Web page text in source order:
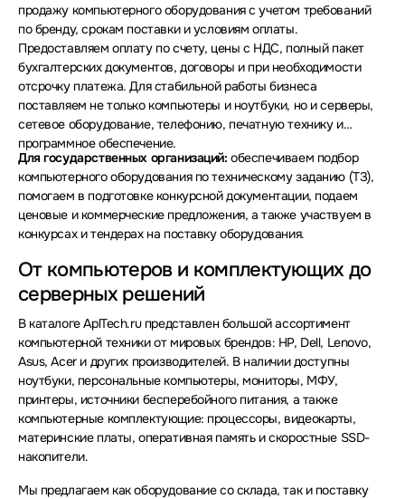
продажу компьютерного оборудования с учетом требований
по бренду, срокам поставки и условиям оплаты.
Предоставляем оплату по счету, цены с НДС, полный пакет
бухгалтерских документов, договоры и при необходимости
отсрочку платежа. Для стабильной работы бизнеса
поставляем не только компьютеры и ноутбуки, но и серверы,
сетевое оборудование, телефонию, печатную технику и
программное обеспечение.
Для государственных организаций: обеспечиваем подбор
компьютерного оборудования по техническому заданию (ТЗ),
помогаем в подготовке конкурсной документации, подаем
ценовые и коммерческие предложения, а также участвуем в
конкурсах и тендерах на поставку оборудования.
От компьютеров и комплектующих до
серверных решений
В каталоге AplTech.ru представлен большой ассортимент
компьютерной техники от мировых брендов: HP, Dell, Lenovo,
Asus, Acer и других производителей. В наличии доступны
ноутбуки, персональные компьютеры, мониторы, МФУ,
принтеры, источники бесперебойного питания, а также
компьютерные комплектующие: процессоры, видеокарты,
материнские платы, оперативная память и скоростные SSD-
накопители.
Мы предлагаем как оборудование со склада, так и поставку